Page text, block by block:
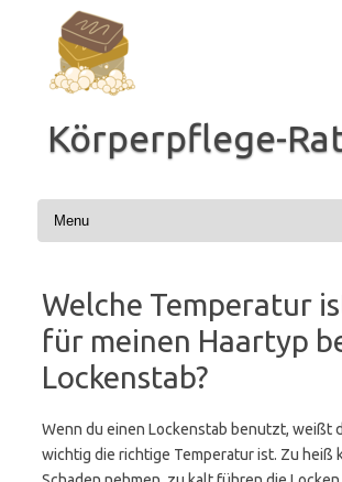
Inhalt
springen
Körperpflege-
Welche Temperatur
für meinen Haartyp
Lockenstab?
Wenn du einen Lockenstab benutzt, weißt
wichtig die richtige Temperatur ist. Zu heiß